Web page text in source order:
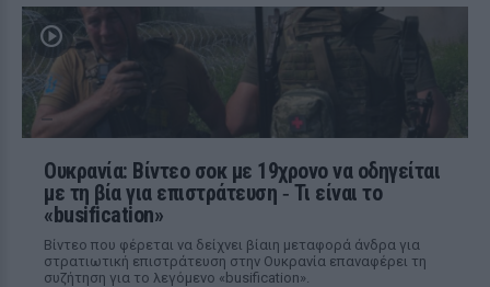
Ουκρανία: Βίντεο σοκ με 19χρονο να οδηγείται
με τη βία για επιστράτευση ‑ Τι είναι το
«busification»
Βίντεο που φέρεται να δείχνει βίαιη μεταφορά άνδρα για
στρατιωτική επιστράτευση στην Ουκρανία επαναφέρει τη
συζήτηση για το λεγόμενο «busification».